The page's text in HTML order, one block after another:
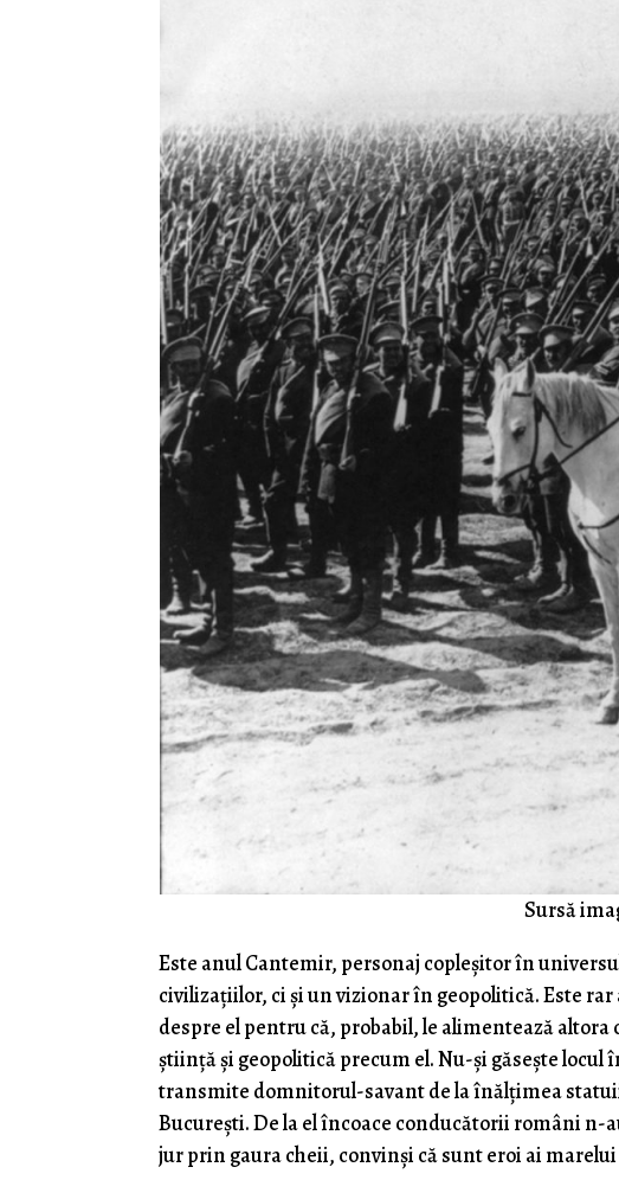
Sursă
Este anul Cantemir, personaj copleșitor în
civilizațiilor, ci și un vizionar în geopolitică. Este
despre el pentru că, probabil, le alimentează
știință și geopolitică precum el. Nu-și găsește locul
transmite domnitorul-savant de la înălțimea
București. De la el încoace conducătorii români n-
jur prin gaura cheii, convinși că sunt eroi ai marelui